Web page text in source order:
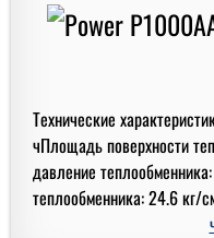
Технические
чПлощадь поверхности
давление
теплообменника: 24.6 кг/